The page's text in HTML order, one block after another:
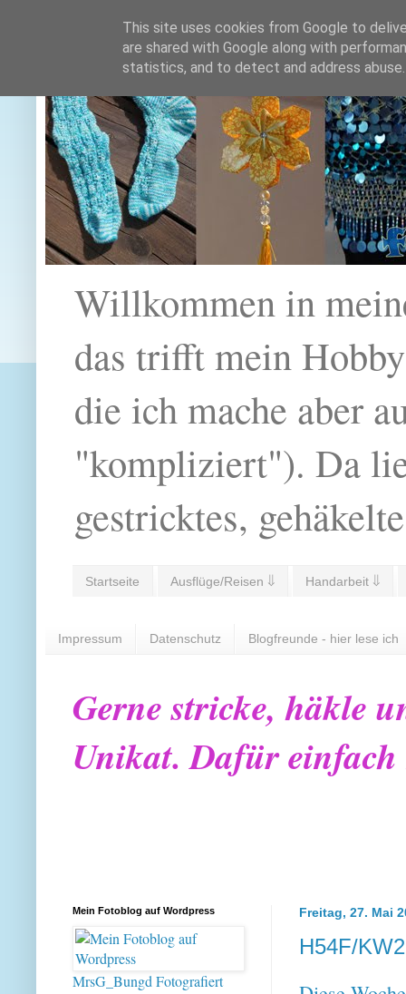
Willkommen in
das trifft mein
die ich mache aber
"kompliziert"). Da
gestricktes,
Startseite Ausflüge/Reisen ⇓ Handarbeit ⇓
Impressum Datenschutz Blogfreunde - hier lese ich
Gerne stricke, häkle
Unikat. Dafür
Freitag, 27. Mai
H54F/
Mein Fotoblog auf Wordpress
MrsG_Bungd Fotografiert
This site uses cookies from Google to
are shared with Google along with
statistics, and to detect and address abuse.